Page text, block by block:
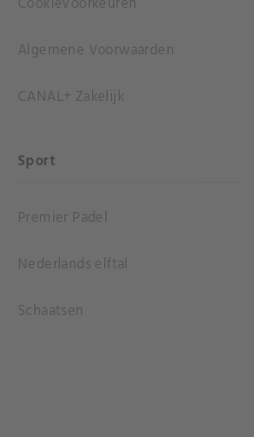
Algemene Voorwaarden
CANAL+ Zakelijk
Sport
Premier Padel
Nederlands elftal
Schaatsen